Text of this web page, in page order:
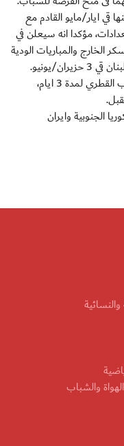
قي ايار/مايو القادم مع
مؤكدا انه سيعلن في
الخارج والمباريات الودية
يونيو.
وتنطلق اليوم الاثنين التدريبات الاولية للمنتخب القطري لمدة 3 ايام،
الجنوبية وايران
والشباب